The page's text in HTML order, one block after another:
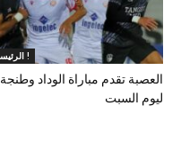
الرئيسية !
العصبة تقدم مباراة الوداد وطنجة
ليوم السبت